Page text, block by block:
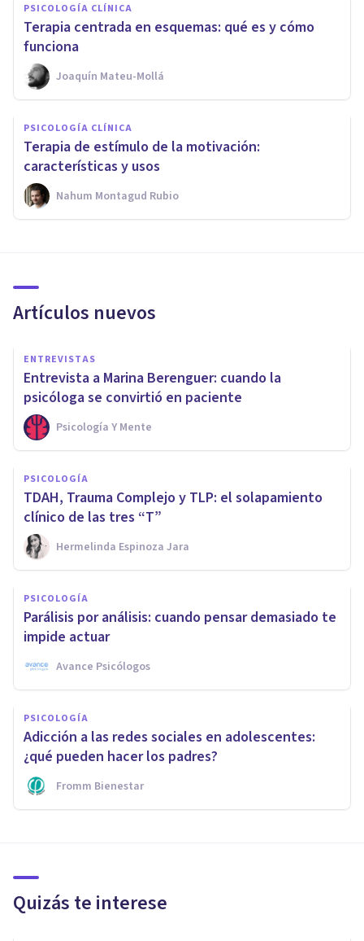
PSICOLOGÍA CLÍNICA
Terapia centrada en esquemas: qué es y cómo
funciona
Joaquín Mateu-Mollá
PSICOLOGÍA CLÍNICA
Terapia de estímulo de la motivación:
características y usos
Nahum Montagud Rubio
Artículos nuevos
ENTREVISTAS
Entrevista a Marina Berenguer: cuando la
psicóloga se convirtió en paciente
Psicología Y Mente
PSICOLOGÍA
TDAH, Trauma Complejo y TLP: el solapamiento
clínico de las tres “T”
Hermelinda Espinoza Jara
PSICOLOGÍA
Parálisis por análisis: cuando pensar demasiado te
impide actuar
Avance Psicólogos
PSICOLOGÍA
Adicción a las redes sociales en adolescentes:
¿qué pueden hacer los padres?
Fromm Bienestar
Quizás te interese